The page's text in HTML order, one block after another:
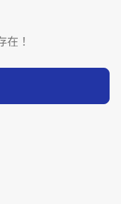
在！